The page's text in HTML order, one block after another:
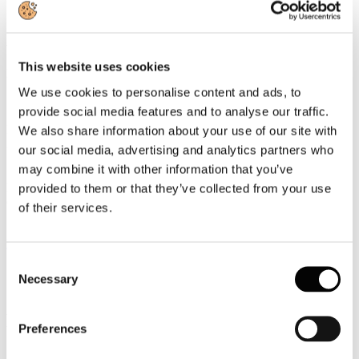
This website uses cookies
We use cookies to personalise content and ads, to
provide social media features and to analyse our traffic.
We also share information about your use of our site with
our social media, advertising and analytics partners who
may combine it with other information that you’ve
provided to them or that they’ve collected from your use
of their services.
Selection
Necessary
Preferences
Santanchè interviene all'Assemblea di
Dettagli
Categoria:News 2022
Pubblicato: 23 Novembre 2022
Il Presidente di #Assointrattenimento e il Consiglio Direttivo di
Assointrattenimento, ringraziano il Ministro del Turismo Daniela
Santanchè, il Sen. Maurizio Gasparri, il Sen. Marco Croatti M5S, la
Sen. Lavinia Menuni, il Cons. Com. Fabrizio Santori, Carlo de
Romanis, per la loro partecipazione all'Assemblea dell’associazione,
così come un ringraziamento speciale è rivolto alla Presidente di
Federturismo Confindustria Marina Lalli.
Confindustria Nautica A Milano Per Il
Convegno “Made In Italy, La Sfida Della
Ripresa Tra Crisi E Transizione”